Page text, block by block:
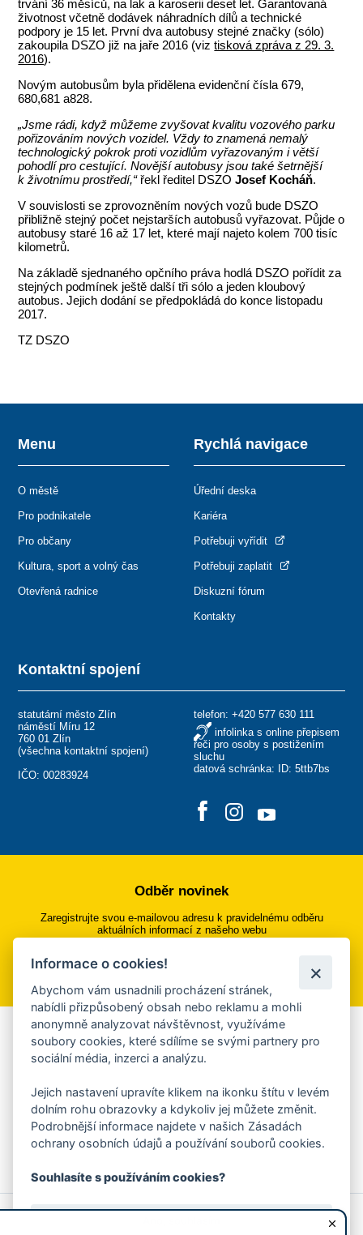
trvání 36 měsíců, na lak a karoserii deset let. Garantovaná
životnost včetně dodávek náhradních dílů a technické
podpory je 15 let. První dva autobusy stejné značky (sólo)
zakoupila DSZO již na jaře 2016 (viztisková zpráva z 29. 3.
2016).
Novým autobusům byla přidělena evidenční čísla 679,
680,681 a828.
„Jsme rádi, když můžeme zvyšovat kvalitu vozového parku
pořizováním nových vozidel. Vždy to znamená nemalý
technologický pokrok proti vozidlům vyřazovaným i větší
pohodlí pro cestující. Novější autobusy jsou také šetrnější
k životnímu prostředí,“řekl ředitel DSZOJosef Kocháň.
V souvislosti se zprovozněním nových vozů bude DSZO
přibližně stejný počet nejstarších autobusů vyřazovat. Půjde o
autobusy staré 16 až 17 let, které mají najeto kolem 700 tisíc
kilometrů.
Na základě sjednaného opčního práva hodlá DSZO pořídit za
stejných podmínek ještě další tři sólo a jeden kloubový
autobus. Jejich dodání se předpokládá do konce listopadu
2017.
TZ DSZO
Kontaktní spojení
statutární město Zlín
náměstí Míru 12
760 01 Zlín
(všechna kontaktní spojení)
IČO: 00283924
telefon: +420 577 630 111
infolinka s online přepisem
řeči pro osoby s postižením
sluchu
datová schránka: ID: 5ttb7bs
Menu
O městě
Pro podnikatele
Pro občany
Kultura, sport a volný čas
Otevřená radnice
Rychlá navigace
Úřední deska
Kariéra
Potřebuji vyřídit
Potřebuji zaplatit
Diskuzní fórum
Kontakty
Odběr novinek
Zaregistrujte svou e-mailovou adresu k pravidelnému odběru
aktuálních informací z našeho webu
Přihlásit se k odběru
Aplikace Mobilní rozhlas
Chcete dostávat do svého mobilu či mailu upozornění na
ankety, pozvánky na kulturní a sportovní akce?
Více informací o aplikaci
© 2026 Magistrát města Zlína
Prohlášení o používání cookies
Informace o cookies!
Abychom vám usnadnili procházení stránek,
nabídli přizpůsobený obsah nebo reklamu a mohli
anonymně analyzovat návštěvnost, využíváme
soubory cookies, které sdílíme se svými partnery pro
sociální média, inzerci a analýzu.
Jejich nastavení upravíte klikem na ikonku štítu v levém
dolním rohu obrazovky a kdykoliv jej můžete změnit.
Podrobnější informace najdete v našich Zásadách
ochrany osobních údajů a používání souborů cookies.
Souhlasíte s používáním cookies?